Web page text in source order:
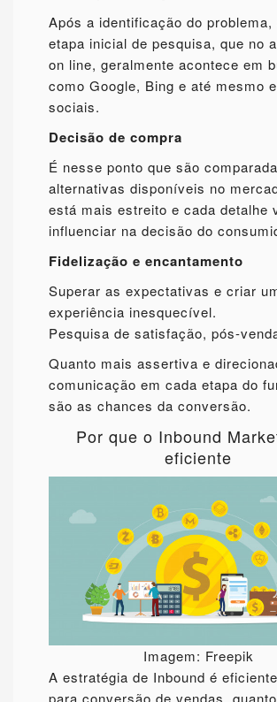
Após a identificação do problema,
etapa inicial de pesquisa, que no
on line, geralmente acontece em
como Google, Bing e até mesmo
sociais.
Decisão de compra
É nesse ponto que são
alternativas disponíveis no
está mais estreito e cada detalhe
influenciar na decisão do
Fidelização e encantamento
Superar as expectativas e criar
experiência inesquecível.
Pesquisa de satisfação, pós-
Quanto mais assertiva e
comunicação em cada etapa do
são as chances da conversão.
Por que o Inbound
eficiente
Imagem: Freepik
A estratégia de Inbound é
para conversão de vendas,